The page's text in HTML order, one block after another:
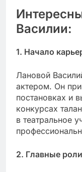
Василии:
1. Начало
Лановой
актером. Он
постановках и
конкурсах
в театральное
2. Главные роли